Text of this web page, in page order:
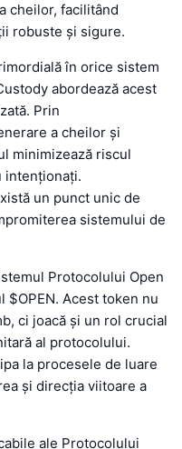
cheilor, facilitând
robuste și sigure.
în orice sistem
abordează acest
Prin
a cheilor și
minimizează riscul
intenționați.
un punct unic de
sistemului de
Protocolului Open
Acest token nu
ci joacă și un rol crucial
al protocolului.
la procesele de luare
și direcția viitoare a
ale Protocolului